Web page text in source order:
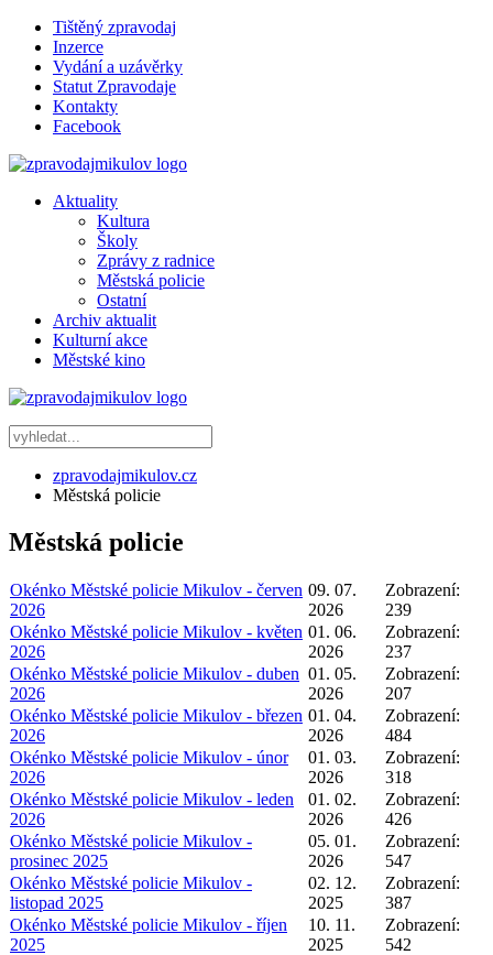
Tištěný zpravodaj
Inzerce
Vydání a uzávěrky
Statut Zpravodaje
Kontakty
Facebook
Aktuality
Kultura
Školy
Zprávy z radnice
Městská policie
Ostatní
Archiv aktualit
Kulturní akce
Městské kino
zpravodajmikulov.cz
Městská policie
Městská policie
Okénko Městské policie Mikulov - červen
2026
09. 07.
2026
Zobrazení:
239
Okénko Městské policie Mikulov - květen
2026
01. 06.
2026
Zobrazení:
237
Okénko Městské policie Mikulov - duben
2026
01. 05.
2026
Zobrazení:
207
Okénko Městské policie Mikulov - březen
2026
01. 04.
2026
Zobrazení:
484
Okénko Městské policie Mikulov - únor
2026
01. 03.
2026
Zobrazení:
318
Okénko Městské policie Mikulov - leden
2026
01. 02.
2026
Zobrazení:
426
Okénko Městské policie Mikulov -
prosinec 2025
05. 01.
2026
Zobrazení:
547
Okénko Městské policie Mikulov -
listopad 2025
02. 12.
2025
Zobrazení:
387
Okénko Městské policie Mikulov - říjen
2025
10. 11.
2025
Zobrazení:
542